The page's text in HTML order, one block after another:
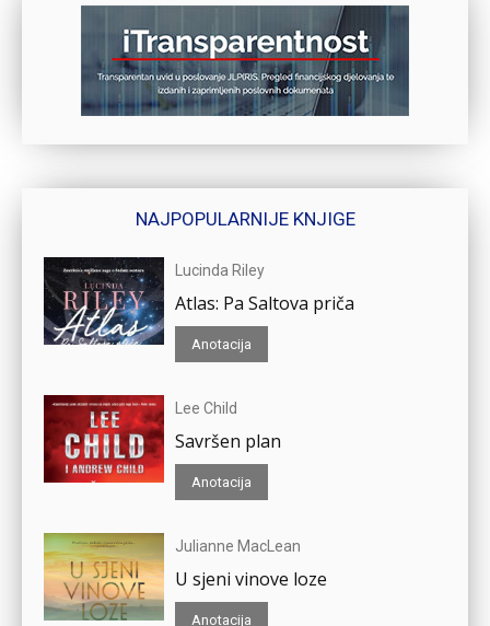
NAJPOPULARNIJE KNJIGE
Lucinda Riley
Atlas: Pa Saltova priča
Anotacija
Lee Child
Savršen plan
Anotacija
Julianne MacLean
U sjeni vinove loze
Anotacija